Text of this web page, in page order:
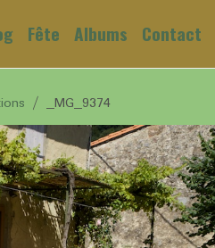
Fête Albums Contact
_MG_9374